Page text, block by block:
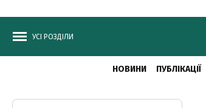
УСІ РОЗДІЛИ
НОВИНИ ПУБЛІКАЦІЇ